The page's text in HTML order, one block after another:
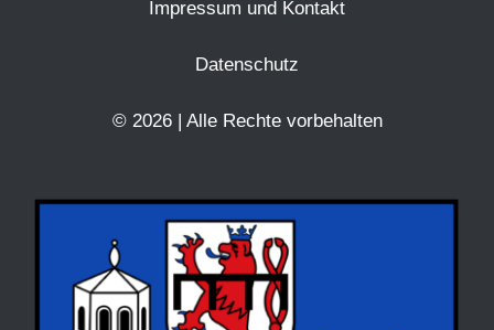
Impressum und Kontakt
Datenschutz
© 2026 | Alle Rechte vorbehalten